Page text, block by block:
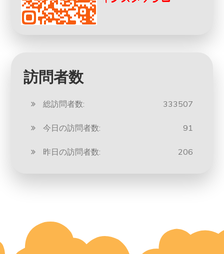
訪問者数
333507
総訪問者数:
91
今日の訪問者数:
206
昨日の訪問者数: